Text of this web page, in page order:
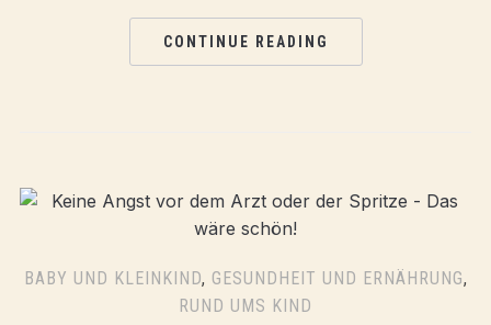
CONTINUE READING
BABY UND KLEINKIND, GESUNDHEIT UND ERNÄHRUNG,
RUND UMS KIND